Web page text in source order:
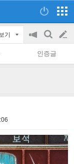
기
공
on/off
검
색
글
쓰
인증글